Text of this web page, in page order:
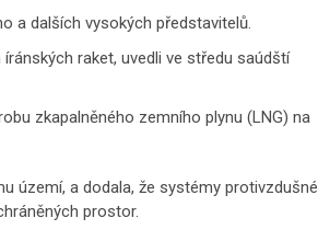
a dalších vysokých představitelů.
raket, uvedli ve středu saúdští
zkapalněného zemního plynu (LNG) na
území, a dodala, že systémy protivzdušné
prostor.